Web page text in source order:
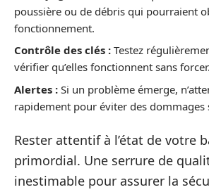
poussière ou de débris qui pourraient
fonctionnement.
Contrôle des clés : Testez
vérifier qu’elles fonctionnent sans forcer.
Alertes : Si un problème émerge,
rapidement pour éviter des dommages
Rester attentif à l’état de votre
primordial. Une serrure de
inestimable pour assurer la